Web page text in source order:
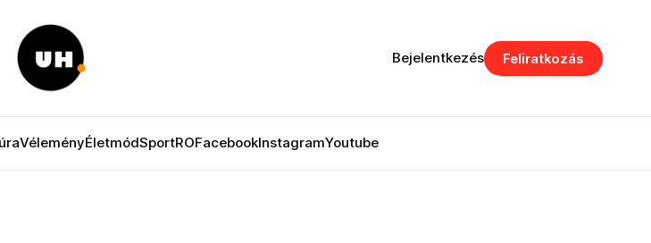
VéleményÉletmódSportROFacebookInstagramYoutube
Bejelentkezés Feliratkozás